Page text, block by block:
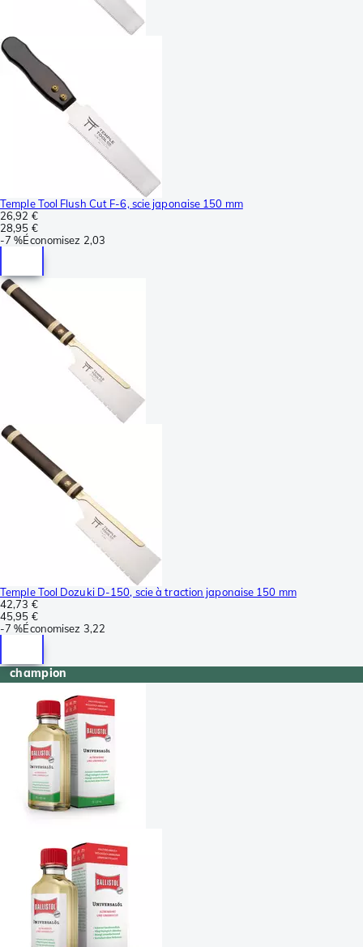
Temple Tool Flush Cut F-6, scie japonaise 150 mm
26,92 €
28,95 €
-7 %Économisez 2,03
Temple Tool Dozuki D-150, scie à traction japonaise 150 mm
42,73 €
45,95 €
-7 %Économisez 3,22
champion